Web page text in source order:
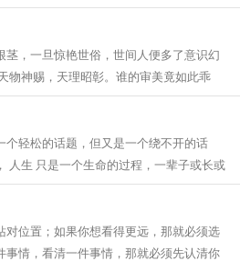
研的学...
茎，一旦惊艳世俗，世间人便多了意识幻
物神赐，天理昭彰。谁的审美竟如此乖
委屈着自...
个轻松的话题，但又是一个绕不开的话
人生 只是一个生命的过程，一辈子或长或
的发展...
对位置；如果你想看得更远，那就必须选
事情，看清一件事情，那就必须先认清你